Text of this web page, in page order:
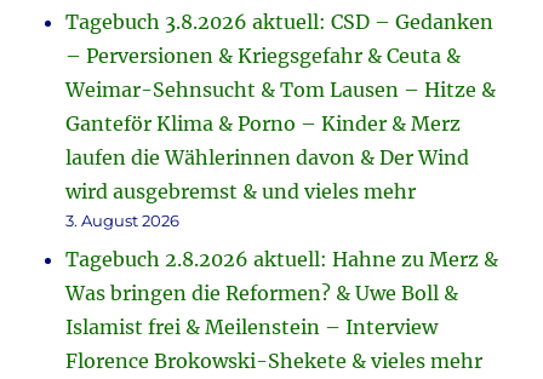
Tagebuch 3.8.2026 aktuell: CSD – Gedanken
– Perversionen & Kriegsgefahr & Ceuta &
Weimar-Sehnsucht & Tom Lausen – Hitze &
Ganteför Klima & Porno – Kinder & Merz
laufen die Wählerinnen davon & Der Wind
wird ausgebremst & und vieles mehr
3. August 2026
Tagebuch 2.8.2026 aktuell: Hahne zu Merz &
Was bringen die Reformen? & Uwe Boll &
Islamist frei & Meilenstein – Interview
Florence Brokowski-Shekete & vieles mehr